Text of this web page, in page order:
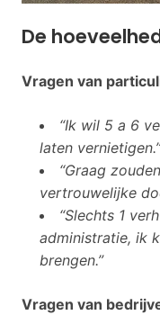
De
Vragen van
“Ik wil 5 a 6
laten vernietigen.”
“Graag
vertrouwelijke
“Slechts 1
administratie, ik
brengen.”
Vragen van